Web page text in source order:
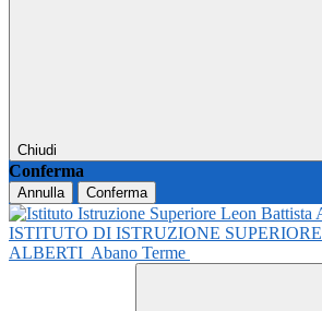
Chiudi
Conferma
Annulla Conferma
ISTITUTO DI ISTRUZIONE SUPERIORE
ALBERTI Abano Terme